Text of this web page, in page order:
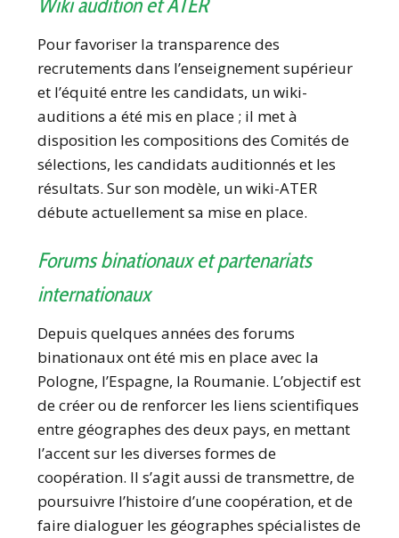
Pour favoriser la transparence des
recrutements dans l’enseignement supérieur
et l’équité entre les candidats, un wiki-
auditions a été mis en place ; il met à
disposition les compositions des Comités de
sélections, les candidats auditionnés et les
résultats. Sur son modèle, un wiki-ATER
débute actuellement sa mise en place.
Forums binationaux et partenariats
internationaux
Depuis quelques années des forums
binationaux ont été mis en place avec la
Pologne, l’Espagne, la Roumanie. L’objectif est
de créer ou de renforcer les liens scientifiques
entre géographes des deux pays, en mettant
l’accent sur les diverses formes de
coopération. Il s’agit aussi de transmettre, de
poursuivre l’histoire d’une coopération, et de
faire dialoguer les géographes spécialistes de